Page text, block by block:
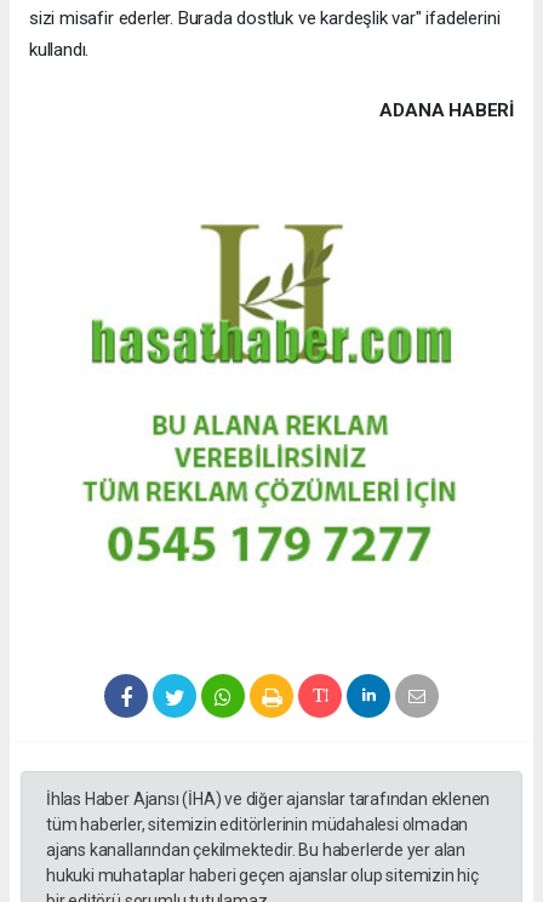
sizi misafir ederler. Burada dostluk ve kardeşlik var" ifadelerini
kullandı.
ADANA HABERİ
İhlas Haber Ajansı (İHA) ve diğer ajanslar tarafından eklenen
tüm haberler, sitemizin editörlerinin müdahalesi olmadan
ajans kanallarından çekilmektedir. Bu haberlerde yer alan
hukuki muhataplar haberi geçen ajanslar olup sitemizin hiç